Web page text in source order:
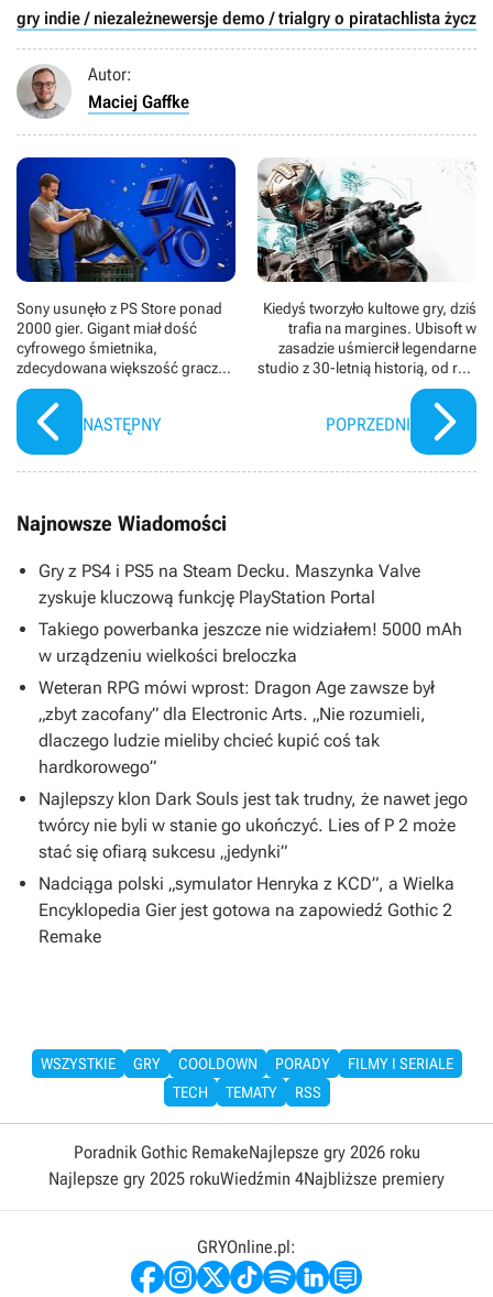
gry indie / niezależnewersje demo / trialgry o piratachlista życzeń
Autor:
Maciej Gaffke
Sony usunęło z PS Store ponad
2000 gier. Gigant miał dość
cyfrowego śmietnika,
zdecydowana większość graczy
to docenia
NASTĘPNY
Kiedyś tworzyło kultowe gry, dziś
trafia na margines. Ubisoft w
zasadzie uśmiercił legendarne
studio z 30-letnią historią, od ręki
zwalniając ponad 100 osób
POPRZEDNI
Najnowsze Wiadomości
Gry z PS4 i PS5 na Steam Decku. Maszynka Valve
zyskuje kluczową funkcję PlayStation Portal
Takiego powerbanka jeszcze nie widziałem! 5000 mAh
w urządzeniu wielkości breloczka
Weteran RPG mówi wprost: Dragon Age zawsze był
„zbyt zacofany” dla Electronic Arts. „Nie rozumieli,
dlaczego ludzie mieliby chcieć kupić coś tak
hardkorowego”
Najlepszy klon Dark Souls jest tak trudny, że nawet jego
twórcy nie byli w stanie go ukończyć. Lies of P 2 może
stać się ofiarą sukcesu „jedynki”
Nadciąga polski „symulator Henryka z KCD”, a Wielka
Encyklopedia Gier jest gotowa na zapowiedź Gothic 2
Remake
WSZYSTKIE GRY COOLDOWN PORADY
FILMY I SERIALE
TECH
TEMATY RSS
Poradnik Gothic RemakeNajlepsze gry 2026 roku
Najlepsze gry 2025 rokuWiedźmin 4Najbliższe premiery
GRYOnline.pl: